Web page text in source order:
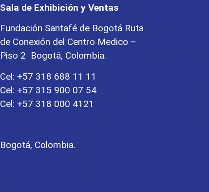
Sala de Exhibición y Ventas
Fundación Santafé de Bogotá Ruta
de Conexión del Centro Medico –
Piso 2 Bogotá, Colombia.
Cel: +57 318 688 11 11
Cel: +57 315 900 07 54
Cel: +57 318 000 4121
Bogotá, Colombia.